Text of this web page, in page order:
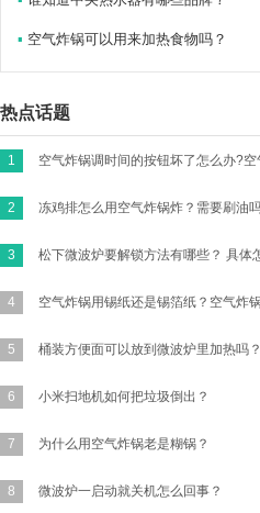
▪ 空气炸锅可以用来加热食物吗？
热点话题
1
2
3
4
5 桶装方便面可以放到微波炉里加热吗？
6 小米扫地机如何把垃圾倒出？
7 为什么用空气炸锅老是糊锅？
8 微波炉一启动就关机怎么回事？